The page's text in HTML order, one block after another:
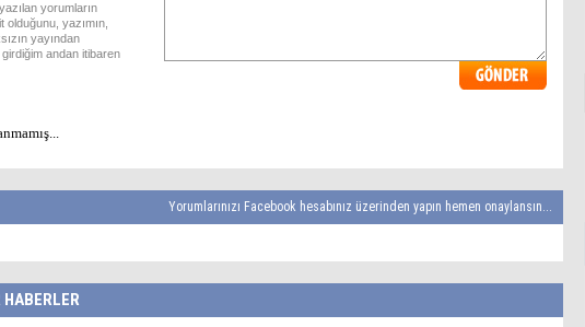
yorumların
yazımın,
yayından
andan itibaren
Yorumlarınızı Facebook hesabınız üzerinden yapın hemen onaylansın...
HABERLER